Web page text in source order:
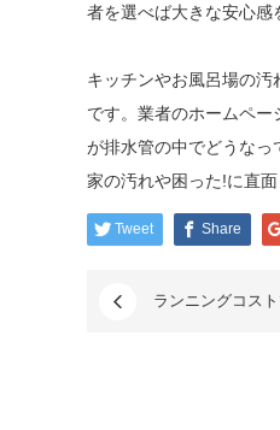
者を選べば大きな安心感
キッチンやお風呂場の
です。業者のホームペ
が排水管の中でどうなっ
家の汚れや困った!に直
Tweet Share
ランニングコス